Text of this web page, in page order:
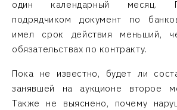
один календарный месяц.
подрядчиком документ по
имел срок действия меньший,
обязательствах по контракту.
Пока не известно, будет ли
занявшей на аукционе второе
Также не выяснено, почему